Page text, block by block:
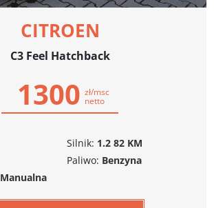
CITROEN
C3 Feel Hatchback
1300 zł/msc
netto
Silnik: 1.2 82 KM
Paliwo: Benzyna
Manualna